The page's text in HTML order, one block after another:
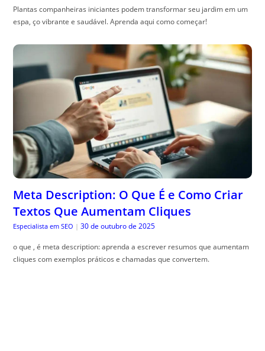
Plantas companheiras iniciantes podem transformar seu jardim em um
espa, ço vibrante e saudável. Aprenda aqui como começar!
Meta Description: O Que É e Como Criar
Textos Que Aumentam Cliques
Especialista em SEO | 30 de outubro de 2025
o que , é meta description: aprenda a escrever resumos que aumentam
cliques com exemplos práticos e chamadas que convertem.